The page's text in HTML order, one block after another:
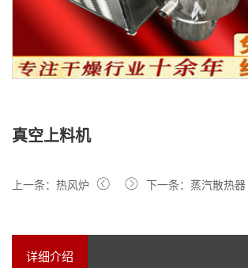
真空上料机
上一条：热风炉 下一条：蒸汽散热器
详细介绍